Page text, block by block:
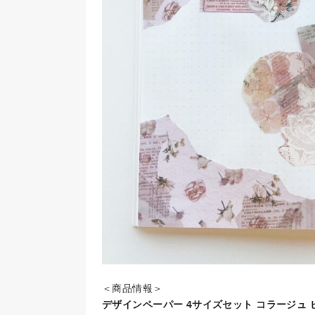
＜商品情報＞
デザインペーパー 4サイズセット コラージュ